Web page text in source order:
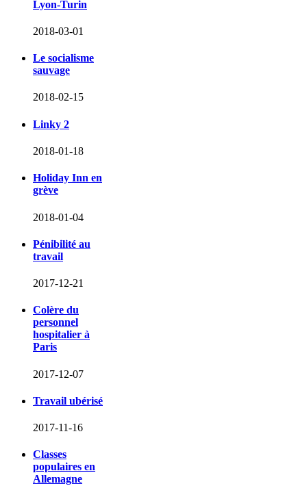
Lyon-Turin
2018-03-01
Le socialisme
sauvage
2018-02-15
Linky 2
2018-01-18
Holiday Inn en
grève
2018-01-04
Pénibilité au
travail
2017-12-21
Colère du
personnel
hospitalier à
Paris
2017-12-07
Travail ubérisé
2017-11-16
Classes
populaires en
Allemagne